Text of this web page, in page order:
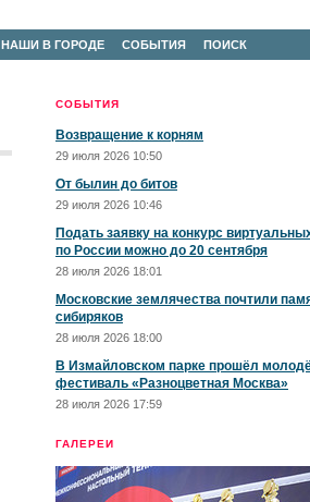
НАШИ В ГОРОДЕ СОБЫТИЯ ПОИСК
СОБЫТИЯ
Возвращение к корням
29 июля 2026 10:50
От былин до битов
29 июля 2026 10:46
Подать заявку на конкурс
по России можно до 20 сентября
28 июля 2026 18:01
Московские землячества почтили
сибиряков
28 июля 2026 18:00
В Измайловском парке прошёл
фестиваль «Разноцветная Москва»
28 июля 2026 17:59
ГАЛЕРЕИ